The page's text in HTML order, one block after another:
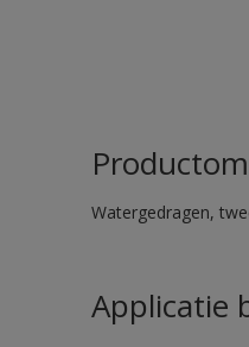
Watergedragen,
Applicatie